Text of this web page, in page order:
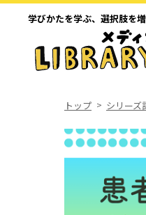
学びかたを学ぶ、 選択肢を
トップ シリーズ